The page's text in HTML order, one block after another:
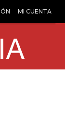
MI CUENTA